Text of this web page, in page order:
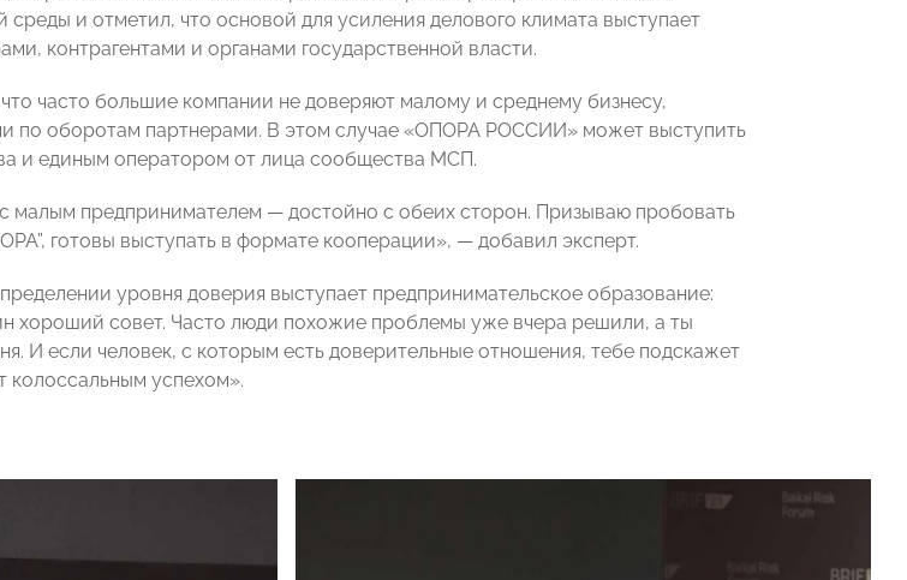
и отметил, что основой для усиления делового климата выступает
контрагентами и органами государственной власти.
часто большие компании не доверяют малому и среднему бизнесу,
по оборотам партнерами. В этом случае «ОПОРА РОССИИ» может выступить
и единым оператором от лица сообщества МСП.
малым предпринимателем — достойно с обеих сторон. Призываю пробовать
готовы выступать в формате кооперации», — добавил эксперт.
уровня доверия выступает предпринимательское образование:
хороший совет. Часто люди похожие проблемы уже вчера решили, а ты
И если человек, с которым есть доверительные отношения, тебе подскажет
колоссальным успехом».